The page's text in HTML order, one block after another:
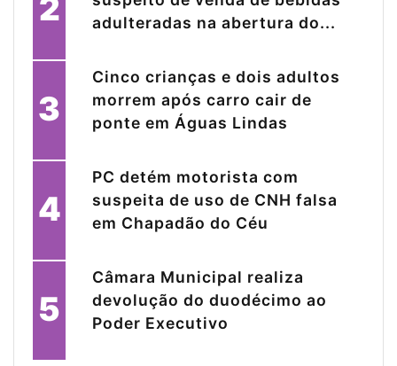
2
adulteradas na abertura do...
3
Cinco crianças e dois adultos
morrem após carro cair de
ponte em Águas Lindas
4
PC detém motorista com
suspeita de uso de CNH falsa
em Chapadão do Céu
5
Câmara Municipal realiza
devolução do duodécimo ao
Poder Executivo